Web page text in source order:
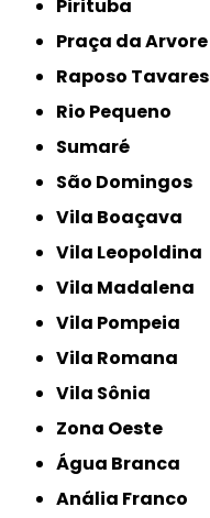
Pirituba
Praça da Arvore
Raposo Tavares
Rio Pequeno
Sumaré
São Domingos
Vila Boaçava
Vila Leopoldina
Vila Madalena
Vila Pompeia
Vila Romana
Vila Sônia
Zona Oeste
Água Branca
Anália Franco